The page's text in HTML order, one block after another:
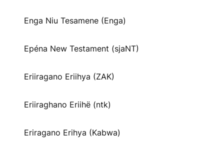
Enga Niu Tesamene (Enga)
Epéna New Testament (sjaNT)
Eriiragano Eriihya (ZAK)
Eriiraghano Eriihë (ntk)
Eriragano Erihya (Kabwa)